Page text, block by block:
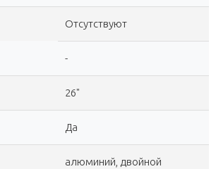
Отсутствуют
-
26"
Да
алюминий, двойной